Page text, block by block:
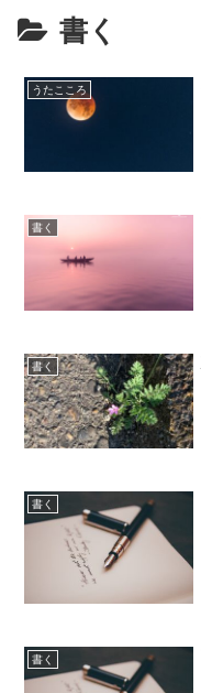
書く
うたこころ
書く
書く
書く
書く